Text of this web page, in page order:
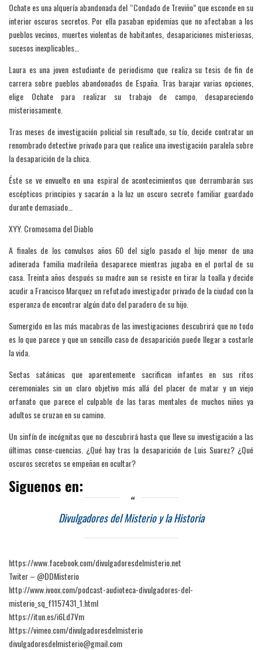
Ochate es una alquería abandonada del “Condado de Treviño” que esconde en su
interior oscuros secretos. Por ella pasaban epidemias que no afectaban a los
pueblos vecinos, muertes violentas de habitantes, desapariciones misteriosas,
sucesos inexplicables…
Laura es una joven estudiante de periodismo que realiza su tesis de fin de
carrera sobre pueblos abandonados de España. Tras barajar varias opciones,
elige Ochate para realizar su trabajo de campo, desapareciendo
misteriosamente.
Tras meses de investigación policial sin resultado, su tío, decide contratar un
renombrado detective privado para que realice una investigación paralela sobre
la desaparición de la chica.
Éste se ve envuelto en una espiral de acontecimientos que derrumbarán sus
escépticos principios y sacarán a la luz un oscuro secreto familiar guardado
durante demasiado…
XYY. Cromosoma del Diablo
A finales de los convulsos años 60 del siglo pasado el hijo menor de una
adinerada familia madrileña desaparece mientras jugaba en el portal de su
casa. Treinta años después su madre aun se resiste en tirar la toalla y decide
acudir a Francisco Marquez un refutado investigador privado de la ciudad con la
esperanza de encontrar algún dato del paradero de su hijo.
Sumergido en las más macabras de las investigaciones descubrirá que no todo
es lo que parece y que un sencillo caso de desaparición puede llegar a costarle
la vida.
Sectas satánicas que aparentemente sacrifican infantes en sus ritos
ceremoniales sin un claro objetivo más allá del placer de matar y un viejo
orfanato que parece el culpable de las taras mentales de muchos niños ya
adultos se cruzan en su camino.
Un sinfín de incógnitas que no descubrirá hasta que lleve su investigación a las
últimas conse-cuencias. ¿Qué hay tras la desaparición de Luis Suarez? ¿Qué
oscuros secretos se empeñan en ocultar?
Siguenos en:
Divulgadores del Misterio y la Historia
https://www.facebook.com/divulgadoresdelmisterio.net
Twiter – @DDMisterio
http://www.ivoox.com/podcast-audioteca-divulgadores-del-
misterio_sq_f1157431_1.html
https://itun.es/i6Ld7Vm
https://vimeo.com/divulgadoresdelmisterio
divulgadoresdelmisterio@gmail.com